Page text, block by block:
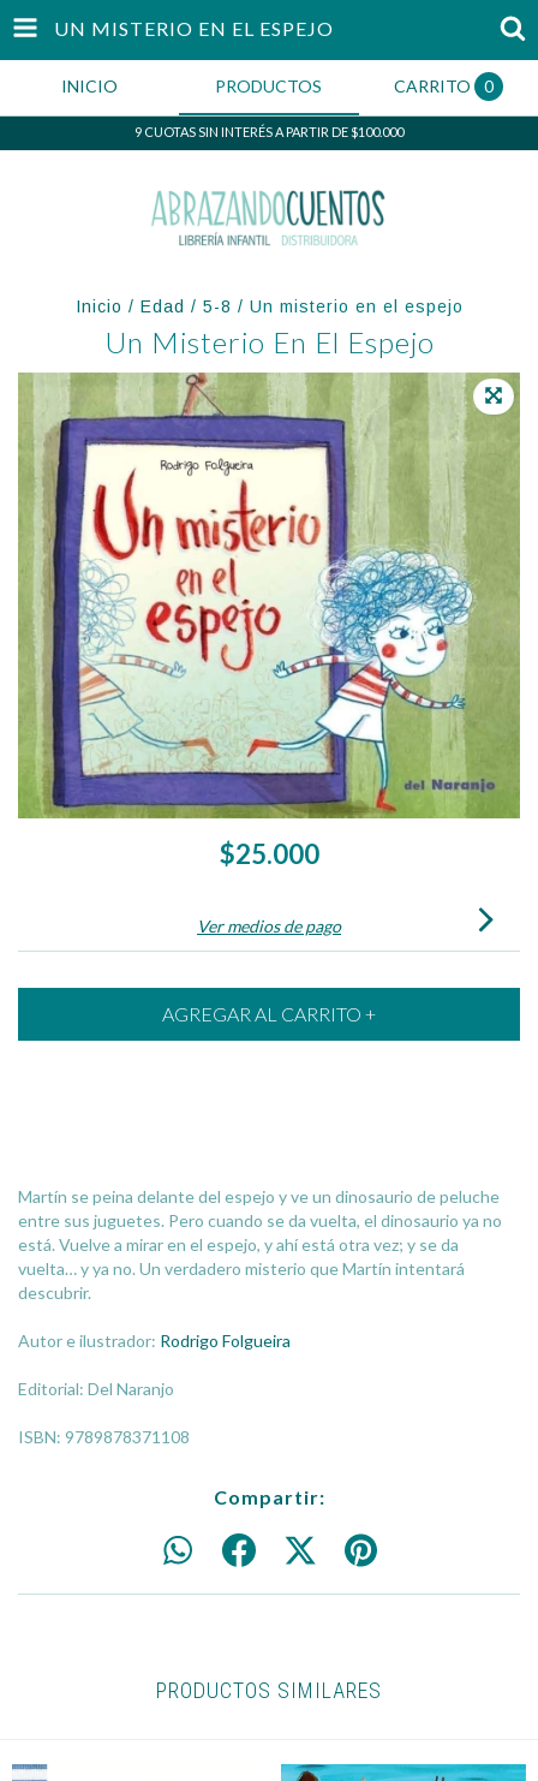
UN MISTERIO EN EL ESPEJO
INICIO PRODUCTOS CARRITO 0
9 CUOTAS SIN INTERÉS A PARTIR DE $100.000
Inicio / Edad / 5-8 / Un misterio en el espejo
Un Misterio En El Espejo
$25.000
Ver medios de pago
Martín se peina delante del espejo y ve un dinosaurio de peluche
entre sus juguetes. Pero cuando se da vuelta, el dinosaurio ya no
está. Vuelve a mirar en el espejo, y ahí está otra vez; y se da
vuelta… y ya no. Un verdadero misterio que Martín intentará
descubrir.
Autor e ilustrador: Rodrigo Folgueira
Editorial: Del Naranjo
ISBN: 9789878371108
Compartir:
PRODUCTOS SIMILARES